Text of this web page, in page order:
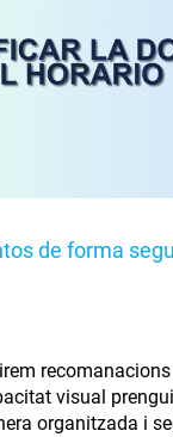
de forma
visual
organitzada i